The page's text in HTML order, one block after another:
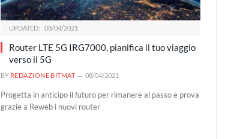
UPDATED: 08/04/2021
Router LTE 5G IRG7000, pianifica il tuo viaggio
verso il 5G
BY REDAZIONE BITMAT 08/04/2021
Progetta in anticipo il futuro per rimanere al passo e prova
grazie a Reweb i nuovi router